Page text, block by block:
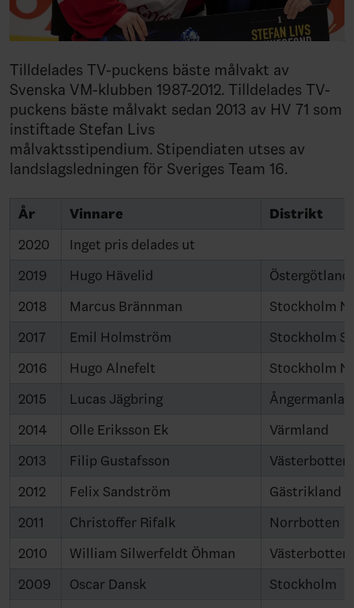
Tilldelades TV-puckens bäste målvakt av
Svenska VM-klubben 1987-2012. Tilldelades TV-
puckens bäste målvakt sedan 2013 av HV 71 som
instiftade Stefan Livs
målvaktsstipendium. Stipendiaten utses av
landslagsledningen för Sveriges Team 16.
År Vinnare
Distrikt
2020
Inget pris delades ut
2019
Hugo Hävelid
Östergötland
2018
Marcus Brännman
Stockholm
2017
Emil Holmström
Stockholm
2016
Hugo Alnefelt
Stockholm
2015
Lucas Jägbring
2014
Olle Eriksson Ek
Värmland
2013
Filip Gustafsson
Västerbotten
2012
Felix Sandström
Gästrikland
2011
Christoffer Rifalk
Norrbotten
2010
William Silwerfeldt Öhman
Västerbotten
2009
Oscar Dansk
Stockholm